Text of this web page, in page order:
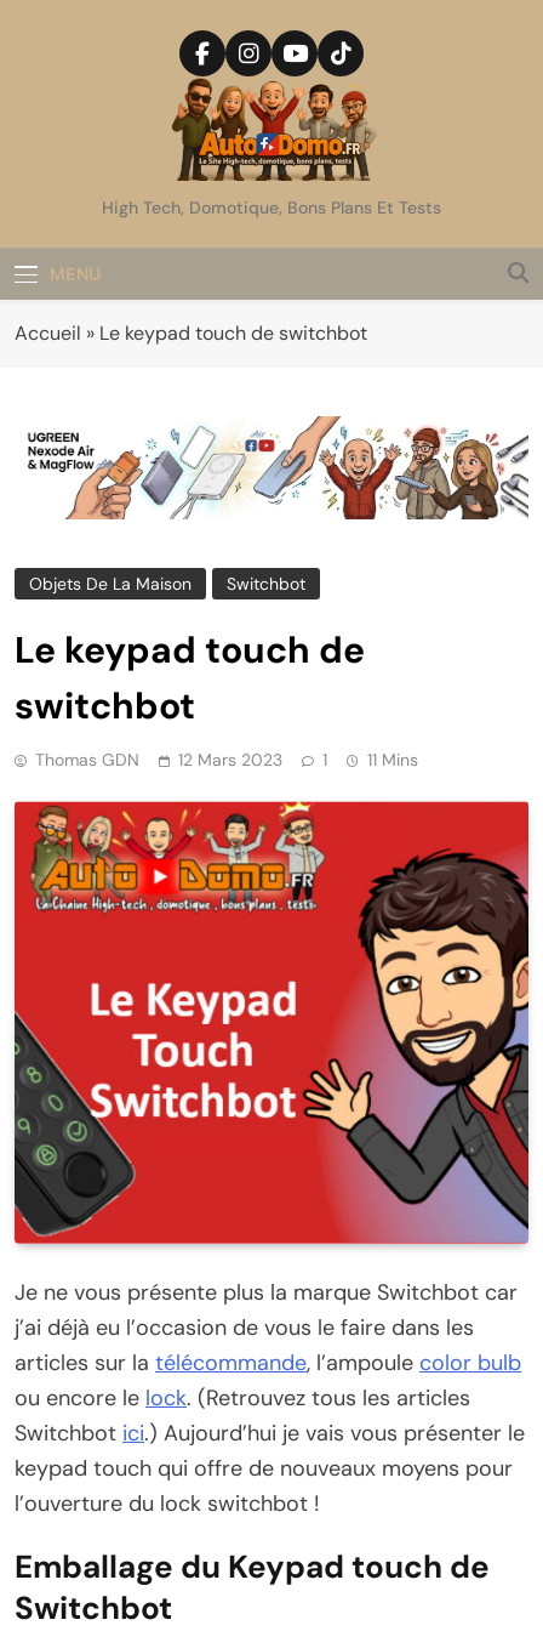
AutoDomo
High Tech, Domotique, Bons Plans Et Tests
MENU
Accueil » Le keypad touch de switchbot
Objets De La Maison Switchbot
Le keypad touch de
switchbot
Thomas GDN 12 Mars 2023 1 11 Mins
Je ne vous présente plus la marque Switchbot car
j’ai déjà eu l’occasion de vous le faire dans les
articles sur la télécommande, l’ampoule color bulb
ou encore le lock. (Retrouvez tous les articles
Switchbot ici.) Aujourd’hui je vais vous présenter le
keypad touch qui offre de nouveaux moyens pour
l’ouverture du lock switchbot !
Emballage du Keypad touch de
Switchbot